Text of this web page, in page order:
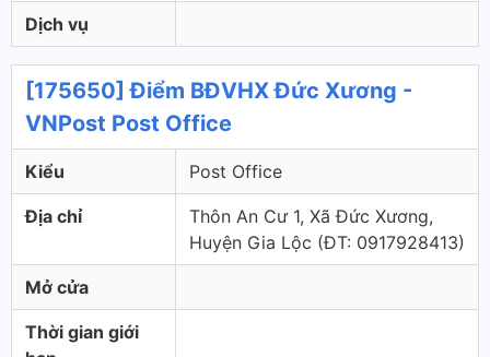
Dịch vụ
[175650] Điểm BĐVHX Đức Xương -
VNPost Post Office
Kiểu Post Office
Địa chỉ
Thôn An Cư 1, Xã Đức Xương,
Huyện Gia Lộc (ÐT: 0917928413)
Mở cửa
Thời gian giới